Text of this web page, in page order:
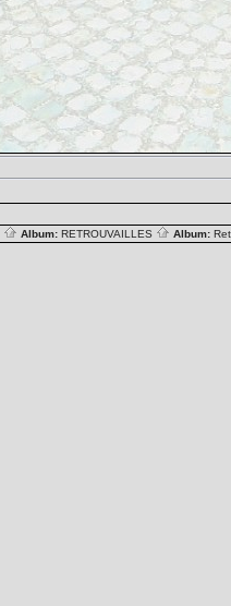
Album: RETROUVAILLES Album: